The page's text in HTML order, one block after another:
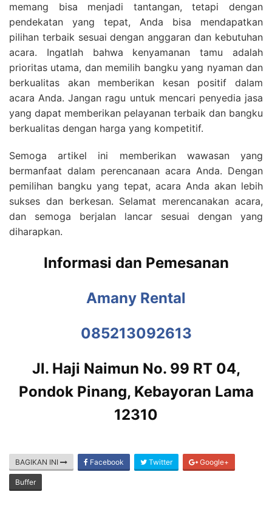
memang bisa menjadi tantangan, tetapi dengan
pendekatan yang tepat, Anda bisa mendapatkan
pilihan terbaik sesuai dengan anggaran dan kebutuhan
acara. Ingatlah bahwa kenyamanan tamu adalah
prioritas utama, dan memilih bangku yang nyaman dan
berkualitas akan memberikan kesan positif dalam
acara Anda. Jangan ragu untuk mencari penyedia jasa
yang dapat memberikan pelayanan terbaik dan bangku
berkualitas dengan harga yang kompetitif.
Semoga artikel ini memberikan wawasan yang
bermanfaat dalam perencanaan acara Anda. Dengan
pemilihan bangku yang tepat, acara Anda akan lebih
sukses dan berkesan. Selamat merencanakan acara,
dan semoga berjalan lancar sesuai dengan yang
diharapkan.
Informasi dan Pemesanan
Amany Rental
085213092613
Jl. Haji Naimun No. 99 RT 04,
Pondok Pinang, Kebayoran Lama
12310
BAGIKAN INI Facebook Twitter Google+
Buffer